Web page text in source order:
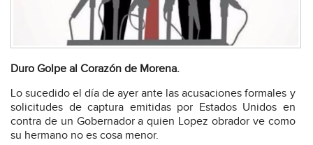
Duro Golpe al Corazón de Morena.
Lo sucedido el día de ayer ante las acusaciones formales y
solicitudes de captura emitidas por Estados Unidos en
contra de un Gobernador a quien Lopez obrador ve como
su hermano no es cosa menor.